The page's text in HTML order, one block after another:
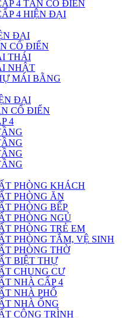
4 TÂN CỔ ĐIỂN
4 HIỆN ĐẠI
ĐẠI
CỔ ĐIỂN
THÁI
NHẬT
MÁI BẰNG
ĐẠI
CỔ ĐIỂN
4
PHÒNG KHÁCH
PHÒNG ĂN
PHÒNG BẾP
PHÒNG NGỦ
PHÒNG TRẺ EM
PHÒNG TẮM, VỆ SINH
PHÒNG THỜ
BIỆT THỰ
CHUNG CƯ
NHÀ CẤP 4
NHÀ PHỐ
NHÀ ỐNG
CÔNG TRÌNH